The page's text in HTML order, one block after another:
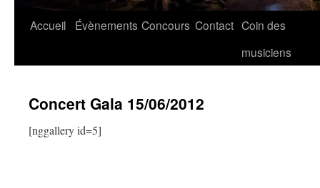
Aller
Accueil Évènements Concours Contact Coin des
musiciens
Concert Gala 15/06/2012
[nggallery id=5]